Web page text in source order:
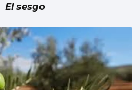
El sesgo